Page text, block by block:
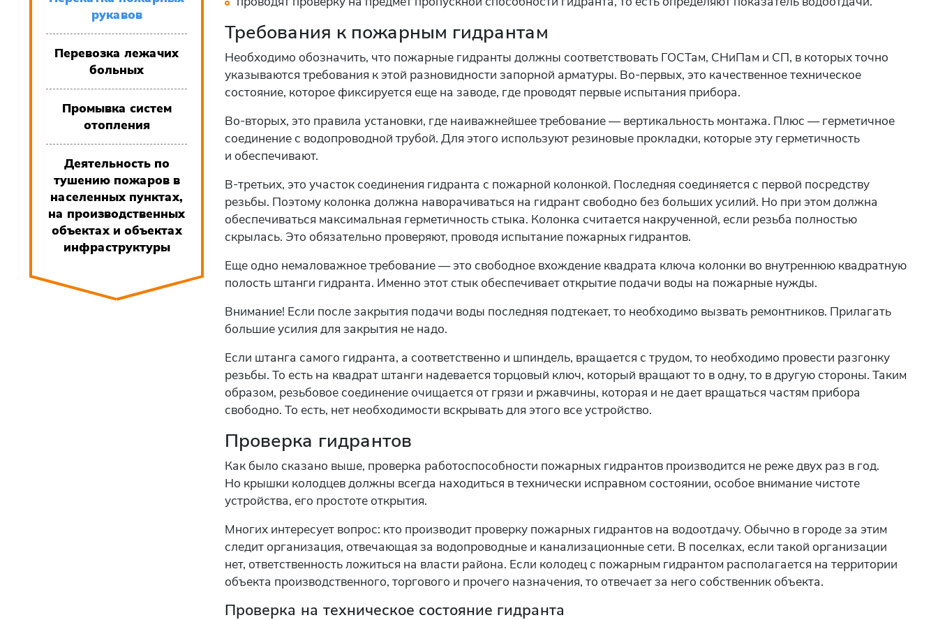
рукавов
Перевозка лежачих
больных
Промывка систем
отопления
Деятельность по
тушению пожаров в
населенных пунктах,
на производственных
объектах и объектах
инфраструктуры
Требования к пожарным гидрантам
Необходимо обозначить, что пожарные гидранты должны соответствовать ГОСТам, СНиПам и СП, в которых точно
указываются требования к этой разновидности запорной арматуры. Во-первых, это качественное техническое
состояние, которое фиксируется еще на заводе, где проводят первые испытания прибора.
Во-вторых, это правила установки, где наиважнейшее требование — вертикальность монтажа. Плюс — герметичное
соединение с водопроводной трубой. Для этого используют резиновые прокладки, которые эту герметичность
и обеспечивают.
В-третьих, это участок соединения гидранта с пожарной колонкой. Последняя соединяется с первой посредству
резьбы. Поэтому колонка должна наворачиваться на гидрант свободно без больших усилий. Но при этом должна
обеспечиваться максимальная герметичность стыка. Колонка считается накрученной, если резьба полностью
скрылась. Это обязательно проверяют, проводя испытание пожарных гидрантов.
Еще одно немаловажное требование — это свободное вхождение квадрата ключа колонки во внутреннюю квадратную
полость штанги гидранта. Именно этот стык обеспечивает открытие подачи воды на пожарные нужды.
Внимание! Если после закрытия подачи воды последняя подтекает, то необходимо вызвать ремонтников. Прилагать
большие усилия для закрытия не надо.
Если штанга самого гидранта, а соответственно и шпиндель, вращается с трудом, то необходимо провести разгонку
резьбы. То есть на квадрат штанги надевается торцовый ключ, который вращают то в одну, то в другую стороны. Таким
образом, резьбовое соединение очищается от грязи и ржавчины, которая и не дает вращаться частям прибора
свободно. То есть, нет необходимости вскрывать для этого все устройство.
Проверка гидрантов
Как было сказано выше, проверка работоспособности пожарных гидрантов производится не реже двух раз в год.
Но крышки колодцев должны всегда находиться в технически исправном состоянии, особое внимание чистоте
устройства, его простоте открытия.
Многих интересует вопрос: кто производит проверку пожарных гидрантов на водоотдачу. Обычно в городе за этим
следит организация, отвечающая за водопроводные и канализационные сети. В поселках, если такой организации
нет, ответственность ложиться на власти района. Если колодец с пожарным гидрантом располагается на территории
объекта производственного, торгового и прочего назначения, то отвечает за него собственник объекта.
Проверка на техническое состояние гидранта